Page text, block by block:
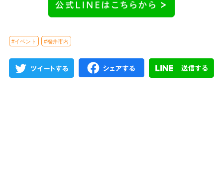
#イベント #福井市内